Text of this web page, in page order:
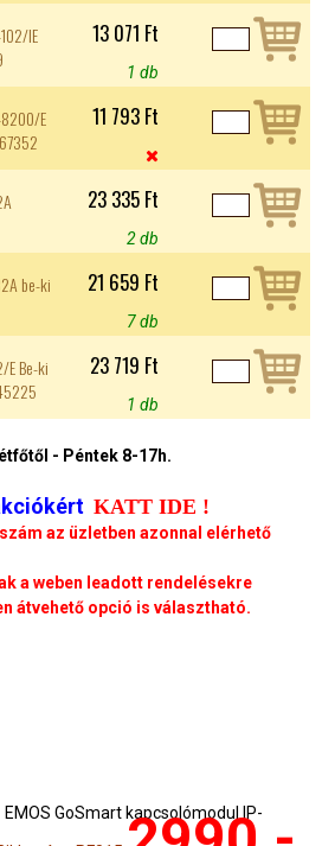
IE
13 071 Ft
1 db
E
11 793 Ft

23 335 Ft
2 db
be-ki
21 659 Ft
7 db
E Be-ki
23 719 Ft
1 db
- Péntek 8-17h.
KATT IDE !
az üzletben azonnal elérhető
a weben leadott rendelésekre
átvehető opció is választható.
EMOS GoSmart kapcsolómodul IP-